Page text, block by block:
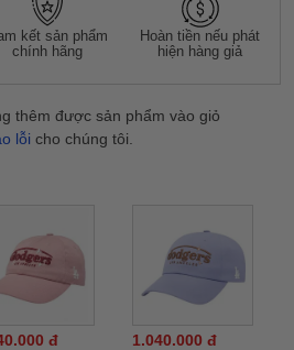
kết sản phẩm
chính hãng
Hoàn tiền nếu phát
hiện hàng giả
thêm được sản phẩm vào giỏ
lỗi cho chúng tôi.
đ 1.040.000 đ